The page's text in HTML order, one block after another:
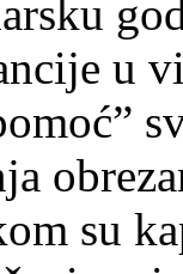
u
su